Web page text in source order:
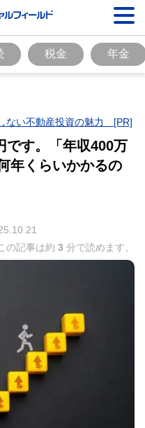
税金 年金
ない不動産投資の魅力 [PR]
です。「年収400万
年くらいかかるの
の記事は約 3 分で読めます。